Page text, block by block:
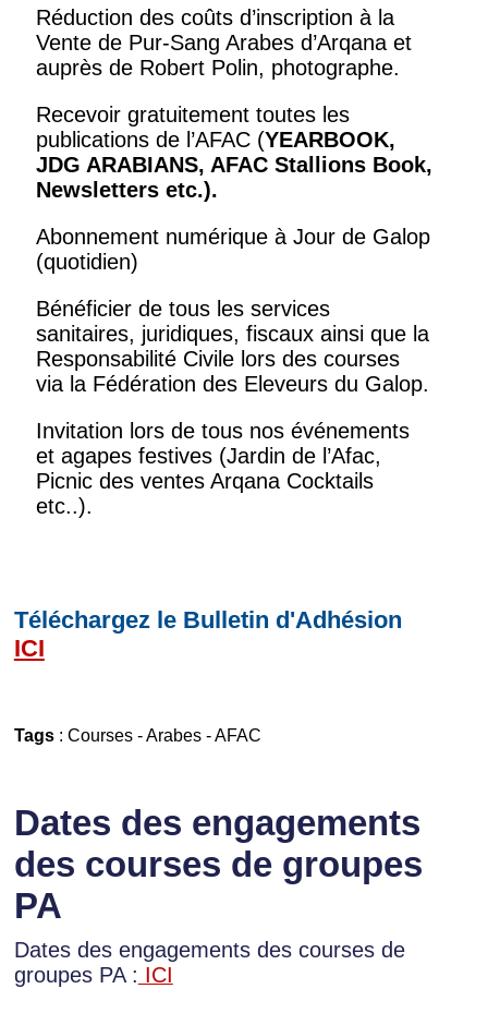
Réduction des coûts d’inscription à la
Vente de Pur-Sang Arabes d’Arqana et
auprès de Robert Polin, photographe.
Recevoir gratuitement toutes les
publications de l’AFAC (YEARBOOK,
JDG ARABIANS, AFAC Stallions Book,
Newsletters etc.).
Abonnement numérique à Jour de Galop
(quotidien)
Bénéficier de tous les services
sanitaires, juridiques, fiscaux ainsi que la
Responsabilité Civile lors des courses
via la Fédération des Eleveurs du Galop.
Invitation lors de tous nos événements
et agapes festives (Jardin de l’Afac,
Picnic des ventes Arqana Cocktails
etc..).
Téléchargez le Bulletin d'Adhésion
ICI
Tags: Courses-Arabes-AFAC
Dates des engagements
des courses de groupes
PA
Dates des engagements des courses de
groupes PA : ICI